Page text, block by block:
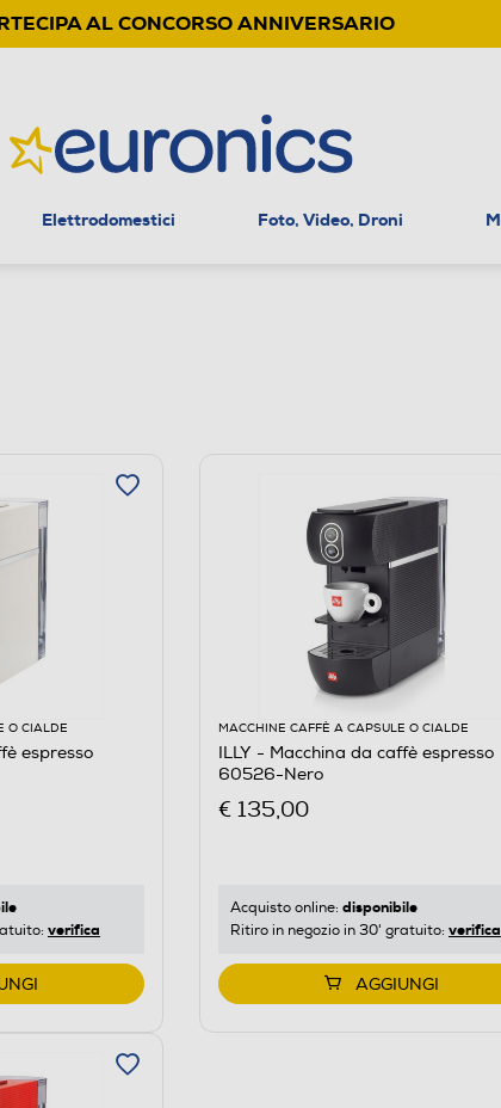
AL CONCORSO ANNIVERSARIO
Elettrodomestici Foto, Video, Droni
O CIALDE
espresso
verifica
MACCHINE CAFFÈ A CAPSULE O CIALDE
ILLY - Macchina da caffè espresso
60526-Nero
€ 135,00
Acquisto online: disponibile
Ritiro in negozio in 30' gratuito: verifica
AGGIUNGI